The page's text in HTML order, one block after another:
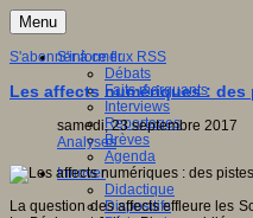
Menu
S'informer
Débats
Faits marquants
Interviews
Reportages
Brèves
Agenda
Innover
Didactique
Dispositifs
S'abonner à ce flux RSS
Les affects numériques : des
samedi, 23 septembre 2017
Analyses
La question des affects effleure les